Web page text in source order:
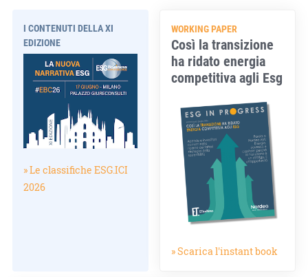
I CONTENUTI DELLA XI
EDIZIONE
» Le classifiche ESG.ICI
2026
WORKING PAPER
Così la transizione
ha ridato energia
competitiva agli Esg
» Scarica l'instant book